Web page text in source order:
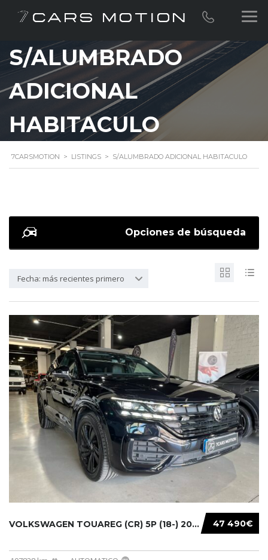
S/ALUMBRADO
ADICIONAL
HABITACULO
7CARSMOTION > LISTINGS > S/ALUMBRADO ADICIONAL HABITACULO
Opciones de búsqueda
Fecha: más recientes primero
47 490€
VOLKSWAGEN TOUAREG (CR) 5P (18-) 2021...